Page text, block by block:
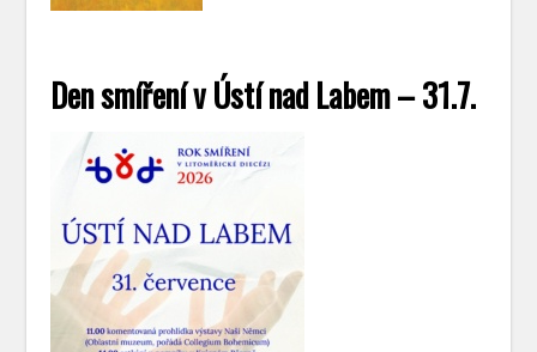
Den smíření v Ústí nad Labem – 31.7.